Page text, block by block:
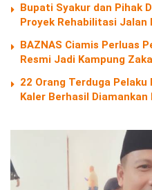
Bupati Syakur dan Pihak
Proyek Rehabilitasi Jalan
BAZNAS Ciamis Perluas
Resmi Jadi Kampung
22 Orang Terduga
Kaler Berhasil Diamankan